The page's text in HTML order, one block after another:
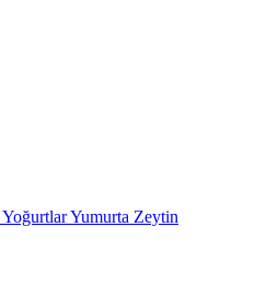
YoğurtlarYumurta Zeytin